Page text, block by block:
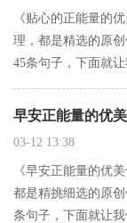
《贴心的正能量的
理，都是精选的原
45条句子，下面就
你的人不会问你想
想找个男人像我爸
早安正能量的优
03-12 13:38
《早安正能量的优
都是精挑细选的原
条句子，下面就让